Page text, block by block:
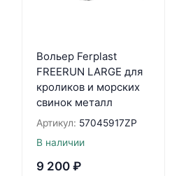
Вольер Ferplast
FREERUN LARGE для
кроликов и морских
свинок металл
Артикул: 57045917ZP
В наличии
9 200 ₽